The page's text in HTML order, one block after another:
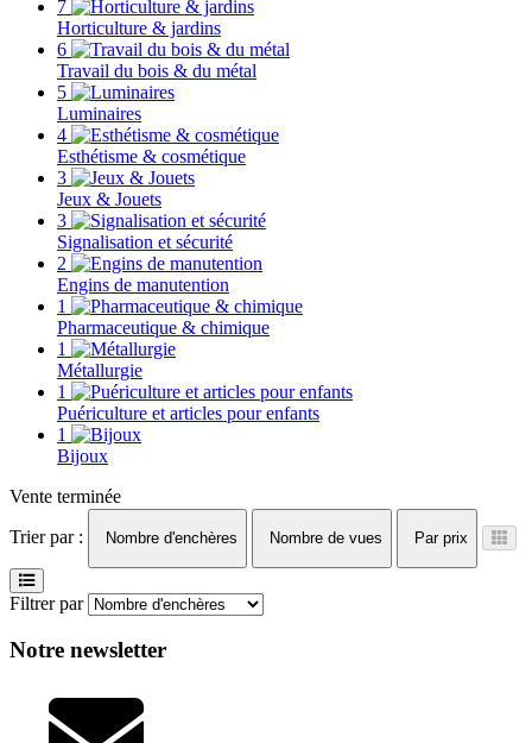
7
Horticulture & jardins
6
Travail du bois & du métal
5
Luminaires
4
Esthétisme & cosmétique
3
Jeux & Jouets
3
Signalisation et sécurité
2
Engins de manutention
1
Pharmaceutique & chimique
1
Métallurgie
1
Puériculture et articles pour enfants
1
Bijoux
Vente terminée
Trier par :
Nombre d'enchères Nombre de vues Par prix
Filtrer par
Notre newsletter